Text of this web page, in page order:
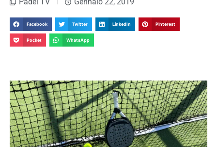
Facebook Twitter LinkedIn Pinterest
Pocket WhatsApp